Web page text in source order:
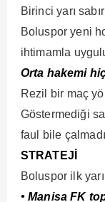
Birinci yarı
Boluspor yeni
ihtimamla
Orta hakemi
Rezil bir maç
Göstermediği
faul bile
STRATEJİ
Boluspor ilk
• Manisa FK